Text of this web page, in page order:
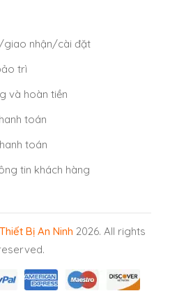
giao nhận/cài đặt
trì
và hoàn tiền
toán
toán
tin khách hàng
Bị An Ninh 2026. All rights